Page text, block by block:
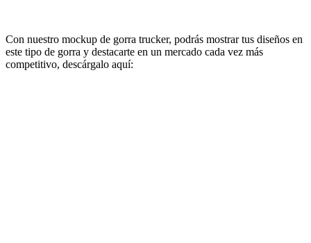
Con nuestro mockup de gorra trucker, podrás mostrar tus diseños en
este tipo de gorra y destacarte en un mercado cada vez más
competitivo, descárgalo aquí: